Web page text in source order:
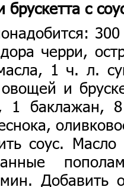
с
черри,
1 ч. л.
и
1 баклажан,
соус. Масло
Добавить